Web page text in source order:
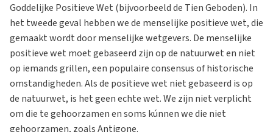
Goddelijke Positieve Wet (bijvoorbeeld de Tien Geboden). In
het tweede geval hebben we de menselijke positieve wet, die
gemaakt wordt door menselijke wetgevers. De menselijke
positieve wet moet gebaseerd zijn op de natuurwet en niet
op iemands grillen, een populaire consensus of historische
omstandigheden. Als de positieve wet niet gebaseerd is op
de natuurwet, is het geen echte wet. We zijn niet verplicht
om die te gehoorzamen en soms kúnnen we die niet
gehoorzamen, zoals Antigone.